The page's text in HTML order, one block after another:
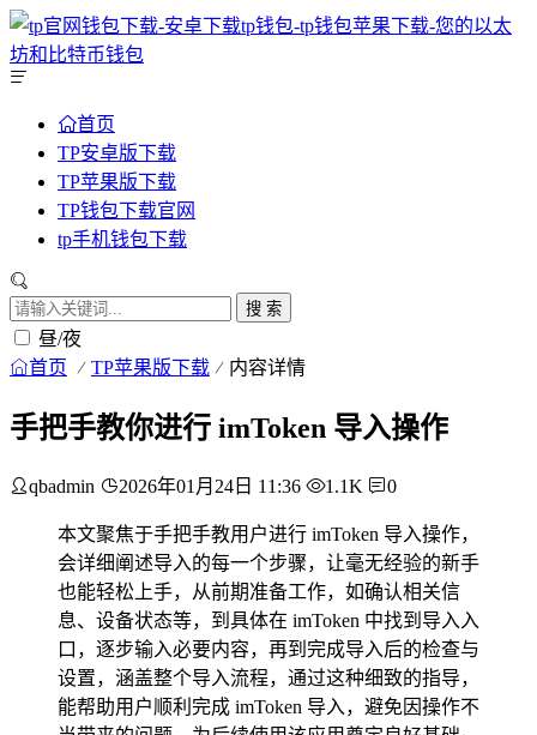
首页
TP安卓版下载
TP苹果版下载
TP钱包下载官网
tp手机钱包下载
搜 索
昼/夜
首页 TP苹果版下载 内容详情
手把手教你进行 imToken 导入操作
qbadmin 2026年01月24日 11:36 1.1K 0
本文聚焦于手把手教用户进行 imToken 导入操作，
会详细阐述导入的每一个步骤，让毫无经验的新手
也能轻松上手，从前期准备工作，如确认相关信
息、设备状态等，到具体在 imToken 中找到导入入
口，逐步输入必要内容，再到完成导入后的检查与
设置，涵盖整个导入流程，通过这种细致的指导，
能帮助用户顺利完成 imToken 导入，避免因操作不